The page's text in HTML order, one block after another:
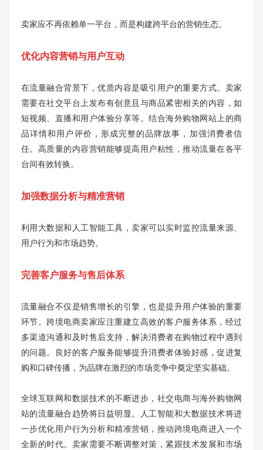
卖家应不再依赖单一平台，而是构建跨平台的营销生态。
优化内容营销与用户互动
在流量融合背景下，优质内容是吸引用户的重要方式。卖家
需要在社交平台上发布有创意且与商品紧密相关的内容，如
短视频、直播和用户体验分享等。结合海外购物网站上的商
品详情和用户评价，形成完整的品牌故事，加强消费者信
任。高质量的内容营销能够提高用户粘性，推动流量在各平
台间有效转换。
加强数据分析与精准营销
利用大数据和人工智能工具，卖家可以实时监控流量来源、
用户行为和市场趋势。
完善客户服务与售后体系
流量融合不仅是销售增长的引擎，也是提升用户体验的重要
环节。跨境电商卖家应注重建立高效的客户服务体系，经过
多渠道沟通和及时售后支持，解决消费者在购物过程中遇到
的问题。良好的客户服务能够提升消费者体验好感，促进复
购和口碑传播，为品牌在激烈的市场竞争中奠定坚实基础。
全球互联网和数据技术的不断进步，社交电商与海外购物网
站的流量融合趋势将日益明显。人工智能和大数据技术将进
一步优化用户行为分析和精准营销，推动跨境电商进入一个
全新的时代。卖家需要不断调整对策，紧跟技术发展和市场